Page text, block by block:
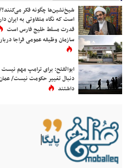
شیخ‌نشین‌ها چگونه فکر
است که نگاه متفاوتی به ایران
قدرت مسلط خلیج فارس است
سازمان وظیفه عمومی فراجا
ابوالفتح: برای ترامپ مهم نیست
دنبال تغییر حکومت نیست/
داشتند